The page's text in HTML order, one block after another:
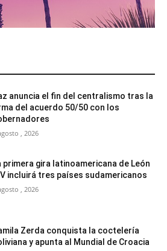
anuncia el fin del centralismo tras la
del acuerdo 50/50 con los
, 2026
primera gira latinoamericana de León
incluirá tres países sudamericanos
, 2026
Zerda conquista la coctelería
y apunta al Mundial de Croacia